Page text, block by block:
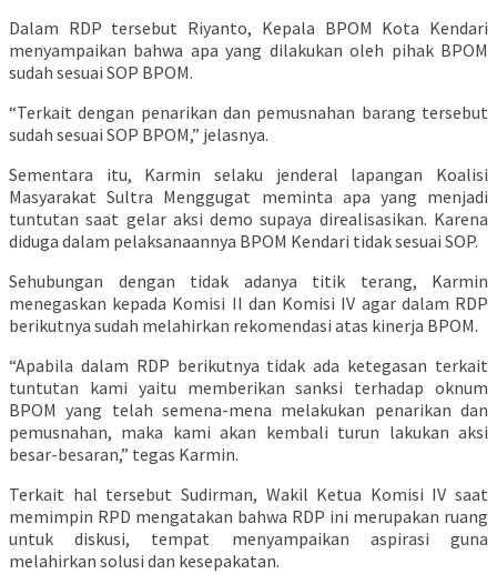
Dalam RDP tersebut Riyanto, Kepala BPOM Kota Kendari
menyampaikan bahwa apa yang dilakukan oleh pihak BPOM
sudah sesuai SOP BPOM.
“Terkait dengan penarikan dan pemusnahan barang tersebut
sudah sesuai SOP BPOM,” jelasnya.
Sementara itu, Karmin selaku jenderal lapangan Koalisi
Masyarakat Sultra Menggugat meminta apa yang menjadi
tuntutan saat gelar aksi demo supaya direalisasikan. Karena
diduga dalam pelaksanaannya BPOM Kendari tidak sesuai SOP.
Sehubungan dengan tidak adanya titik terang, Karmin
menegaskan kepada Komisi II dan Komisi IV agar dalam RDP
berikutnya sudah melahirkan rekomendasi atas kinerja BPOM.
“Apabila dalam RDP berikutnya tidak ada ketegasan terkait
tuntutan kami yaitu memberikan sanksi terhadap oknum
BPOM yang telah semena-mena melakukan penarikan dan
pemusnahan, maka kami akan kembali turun lakukan aksi
besar-besaran,” tegas Karmin.
Terkait hal tersebut Sudirman, Wakil Ketua Komisi IV saat
memimpin RPD mengatakan bahwa RDP ini merupakan ruang
untuk diskusi, tempat menyampaikan aspirasi guna
melahirkan solusi dan kesepakatan.